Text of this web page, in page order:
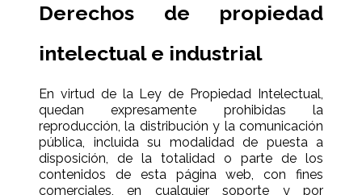
Derechos de propiedad
intelectual e industrial
En virtud de la Ley de Propiedad Intelectual,
quedan expresamente prohibidas la
reproducción, la distribución y la comunicación
pública, incluida su modalidad de puesta a
disposición, de la totalidad o parte de los
contenidos de esta página web, con fines
comerciales, en cualquier soporte y por